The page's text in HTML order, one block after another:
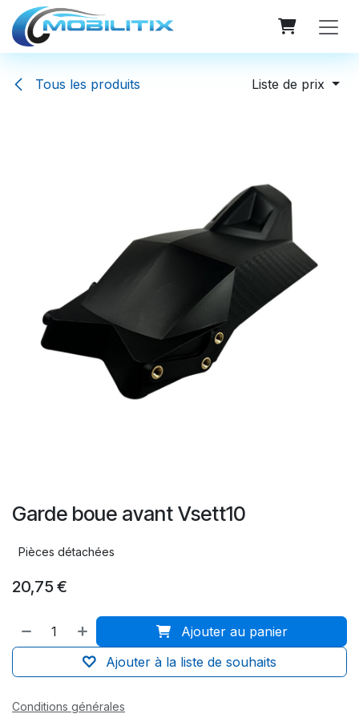
Se rendre au contenu
Tous les produits Liste de prix
Garde boue avant Vsett10
Pièces détachées
20,75 €
Ajouter au panier
Ajouter à la liste de souhaits
Conditions générales